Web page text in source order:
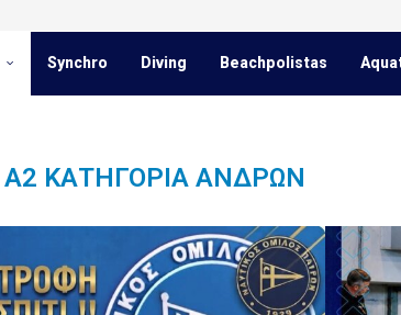
Synchro Diving Beachpolistas
Α2 ΚΑΤΗΓΟΡΊΑ ΑΝΔΡΏΝ